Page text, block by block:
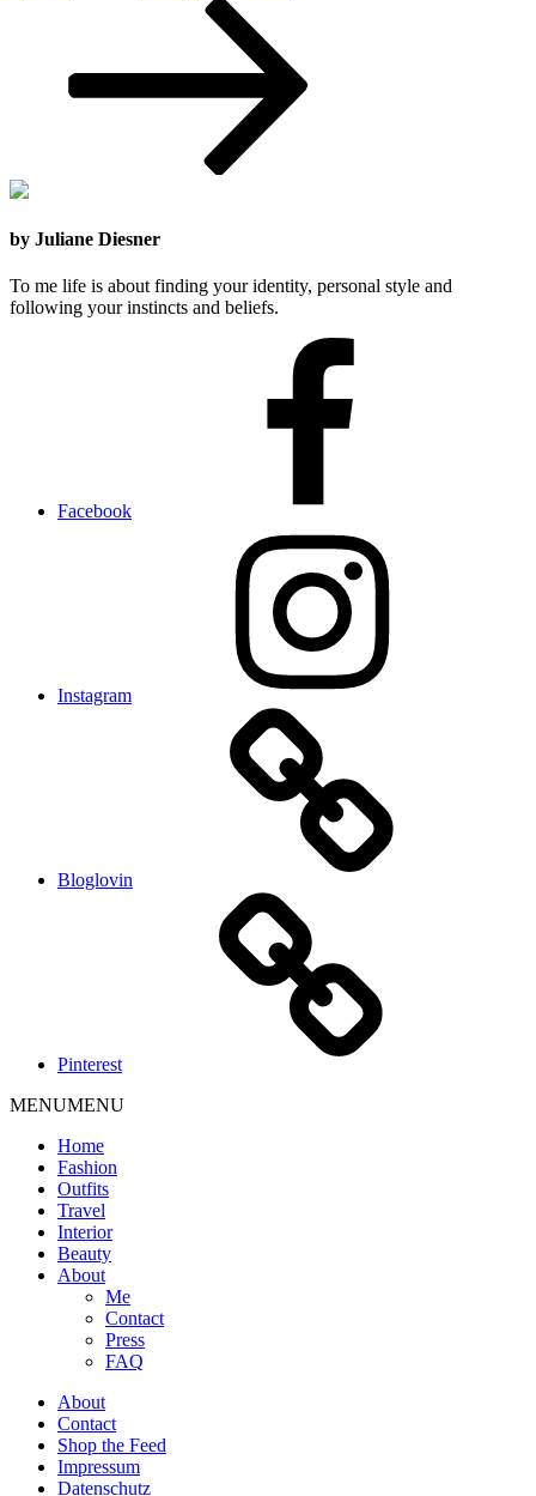
by Juliane Diesner
To me life is about finding your identity, personal style and
following your instincts and beliefs.
Facebook
Instagram
Bloglovin
Pinterest
MENUMENU
Home
Fashion
Outfits
Travel
Interior
Beauty
About
Me
Contact
Press
FAQ
About
Contact
Shop the Feed
Impressum
Datenschutz